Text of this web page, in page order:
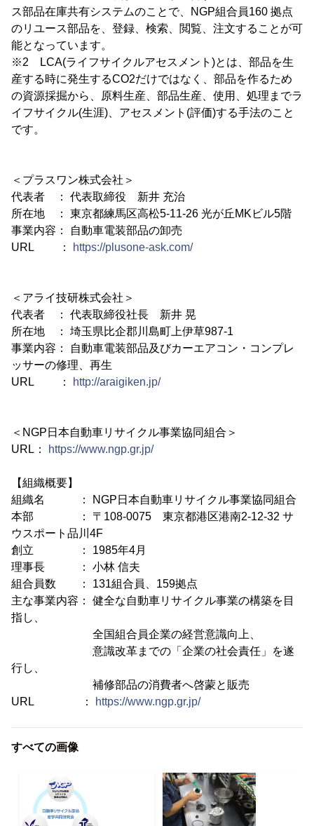
ス部品在庫共有システムのことで、NGP組合員160 拠点
のリユース部品を、登録、検索、閲覧、注文することが可
能となっています。
※2 LCA(ライフサイクルアセスメント)とは、部品を生
産する時に発生するCO2だけではなく、部品を作るため
の資源採掘から、原料生産、部品生産、使用、処理までラ
イフサイクル(生涯)、アセスメント(評価)する手法のこと
です。
＜プラスワン株式会社＞
代表者 ： 代表取締役 新井 充治
所在地 ： 東京都練馬区高松5-11-26 光が丘MKビル5階
事業内容： 自動車電装部品の卸売
URL ：
https://plusone-ask.com/
＜アライ技研株式会社＞
代表者 ： 代表取締役社長 新井 晃
所在地 ： 埼玉県比企郡川島町上伊草987-1
事業内容： 自動車電装部品及びカーエアコン・コンプレ
ッサーの修理、再生
URL ：
http://araigiken.jp/
＜NGP日本自動車リサイクル事業協同組合＞
URL：
https://www.ngp.gr.jp/
【組織概要】
組織名 ： NGP日本自動車リサイクル事業協同組合
本部 ： 〒108-0075 東京都港区港南2-12-32 サ
ウスポート品川4F
創立 ： 1985年4月
理事長 ： 小林 信夫
組合員数 ： 131組合員、159拠点
主な事業内容： 健全な自動車リサイクル事業の構築を目
指し、
全国組合員企業の経営意識向上、
意識改革までの「企業の社会責任」を遂
行し、
補修部品の消費者へ啓蒙と販売
URL ：
https://www.ngp.gr.jp/
すべての画像